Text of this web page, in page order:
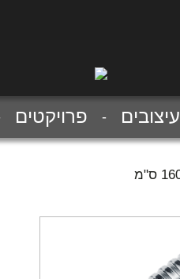
עיצובים פרויקטים